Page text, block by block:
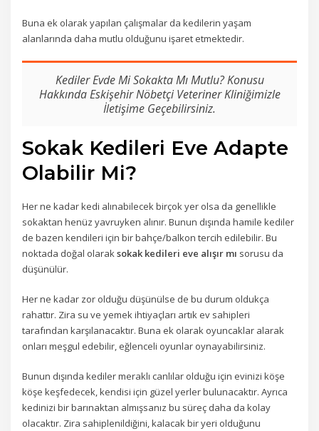
Buna ek olarak yapılan çalışmalar da kedilerin yaşam
alanlarında daha mutlu olduğunu işaret etmektedir.
Kediler Evde Mi Sokakta Mı Mutlu? Konusu
Hakkında Eskişehir Nöbetçi Veteriner Kliniğimizle
İletişime Geçebilirsiniz.
Sokak Kedileri Eve Adapte
Olabilir Mi?
Her ne kadar kedi alınabilecek birçok yer olsa da genellikle
sokaktan henüz yavruyken alınır. Bunun dışında hamile kediler
de bazen kendileri için bir bahçe/balkon tercih edilebilir. Bu
noktada doğal olaraksokak kedileri eve alışır mı sorusu da
düşünülür.
Her ne kadar zor olduğu düşünülse de bu durum oldukça
rahattır. Zira su ve yemek ihtiyaçları artık ev sahipleri
tarafından karşılanacaktır. Buna ek olarak oyuncaklar alarak
onları meşgul edebilir, eğlenceli oyunlar oynayabilirsiniz.
Bunun dışında kediler meraklı canlılar olduğu için evinizi köşe
köşe keşfedecek, kendisi için güzel yerler bulunacaktır. Ayrıca
kedinizi bir barınaktan almışsanız bu süreç daha da kolay
olacaktır. Zira sahiplenildiğini, kalacak bir yeri olduğunu